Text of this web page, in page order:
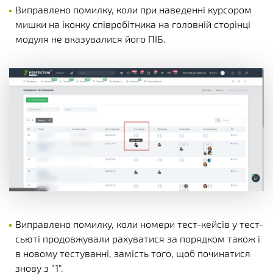
Виправлено помилку, коли при наведенні курсором
мишки на іконку співробітника на головній сторінці
модуля не вказувалися його ПІБ.
Виправлено помилку, коли номери тест-кейсів у тест-
сьюті продовжували рахуватися за порядком також і
в новому тестуванні, замість того, щоб починатися
знову з "1".